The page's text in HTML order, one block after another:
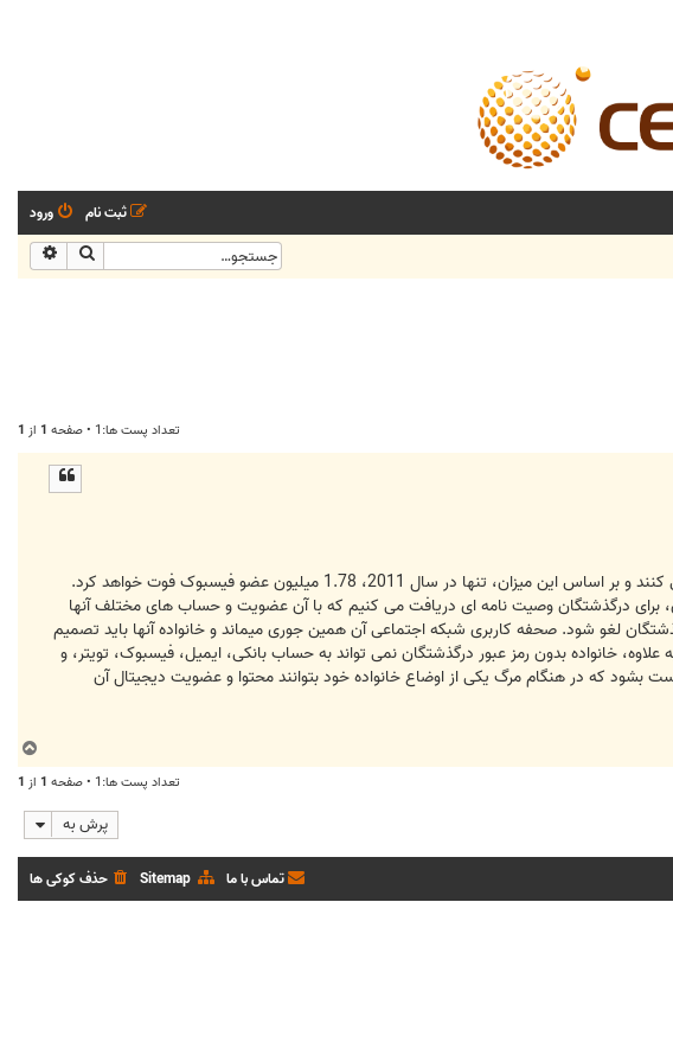
ورود
ثبت نام
جستجو
تعداد پست ها:1 • صفحه 1 از 1
گزارش در مورد زندگی مجازیمان توضیح می دهد که به طور متوسظ هر دقیقه 2 عضو فیسبوک فوت می کنند و بر اساس این میزان، تنها در سال 2011، 1.78 میلیون عضو فیسبوک فوت خواهد کرد.
برای درگذشتگان وصیت نامه ای دریافت می کنیم که با آن عضویت و حساب های مختلف آنها
لغو شود. صحفه کاربری شبکه اجتماعی آن همین جوری میماند و خانواده آنها باید تصمیم
خانواده بدون رمز عبور درگذشتگان نمی تواند به حساب بانکی، ایمیل، فیسبوک، تویتر، و
که در هنگام مرگ یکی از اوضاع خانواده خود بتوانند محتوا و عضویت دیجیتال آن
ا
تعداد پست ها:1 • صفحه 1 از 1
پرش به
حذف کوکی ها Sitemap تماس با ما